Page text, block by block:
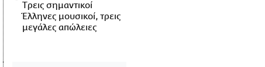
Tρεις σημαντικοί
Έλληνες μουσικοί, τρεις
μεγάλες απώλειες